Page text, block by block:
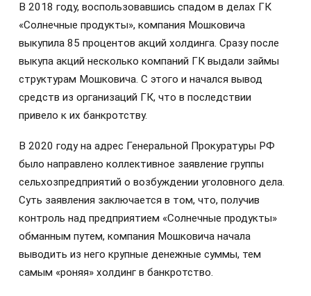
В 2018 году, воспользовавшись спадом в делах ГК
«Солнечные продукты», компания Мошковича
выкупила 85 процентов акций холдинга. Сразу после
выкупа акций несколько компаний ГК выдали займы
структурам Мошковича. С этого и начался вывод
средств из организаций ГК, что в последствии
привело к их банкротству.
В 2020 году на адрес Генеральной Прокуратуры РФ
было направлено коллективное заявление группы
сельхозпредприятий о возбуждении уголовного дела.
Суть заявления заключается в том, что, получив
контроль над предприятием «Солнечные продукты»
обманным путем, компания Мошковича начала
выводить из него крупные денежные суммы, тем
самым «роняя» холдинг в банкротство.